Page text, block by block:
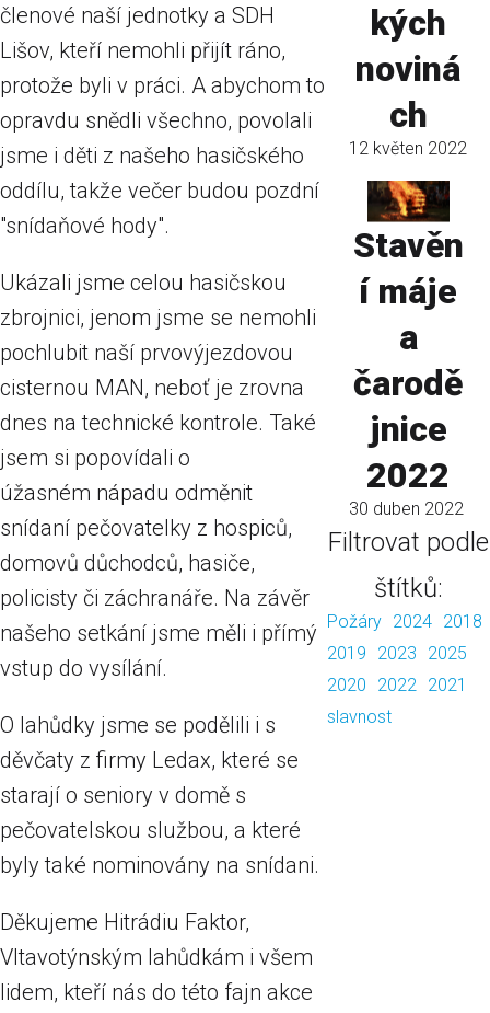
členové naší jednotky a SDH
Lišov, kteří nemohli přijít ráno,
protože byli v práci. A abychom to
opravdu snědli všechno, povolali
jsme i děti z našeho hasičského
oddílu, takže večer budou pozdní
"snídaňové hody".
Ukázali jsme celou hasičskou
zbrojnici, jenom jsme se nemohli
pochlubit naší prvovýjezdovou
cisternou MAN, neboť je zrovna
dnes na technické kontrole. Také
jsem si popovídali o
úžasném nápadu odměnit
snídaní pečovatelky z hospiců,
domovů důchodců, hasiče,
policisty či záchranáře. Na závěr
našeho setkání jsme měli i přímý
vstup do vysílání.
O lahůdky jsme se podělili i s
děvčaty z firmy Ledax, které se
starají o seniory v domě s
pečovatelskou službou, a které
byly také nominovány na snídani.
Děkujeme Hitrádiu Faktor,
Vltavotýnským lahůdkám i všem
lidem, kteří nás do této fajn akce
kých
noviná
ch
12 květen 2022
Stavěn
í máje
a
čarodě
jnice
2022
30 duben 2022
Filtrovat podle
štítků:
Požáry 2024 2018
2019
2023
2025
2020
2022
2021
slavnost